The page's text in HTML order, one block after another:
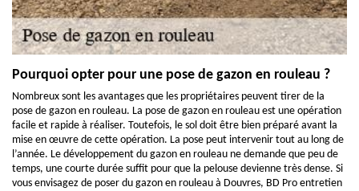
Pourquoi opter pour une pose de gazon en rouleau ?
Nombreux sont les avantages que les propriétaires peuvent tirer de la
pose de gazon en rouleau. La pose de gazon en rouleau est une opération
facile et rapide à réaliser. Toutefois, le sol doit être bien préparé avant la
mise en œuvre de cette opération. La pose peut intervenir tout au long de
l’année. Le développement du gazon en rouleau ne demande que peu de
temps, une courte durée suffit pour que la pelouse devienne très dense. Si
vous envisagez de poser du gazon en rouleau à Douvres, BD Pro entretien